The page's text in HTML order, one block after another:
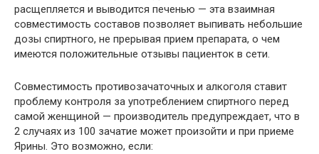
расщепляется и выводится печенью — эта взаимная
совместимость составов позволяет выпивать небольшие
дозы спиртного, не прерывая прием препарата, о чем
имеются положительные отзывы пациенток в сети.
Совместимость противозачаточных и алкоголя ставит
проблему контроля за употреблением спиртного перед
самой женщиной — производитель предупреждает, что в
2 случаях из 100 зачатие может произойти и при приеме
Ярины. Это возможно, если: